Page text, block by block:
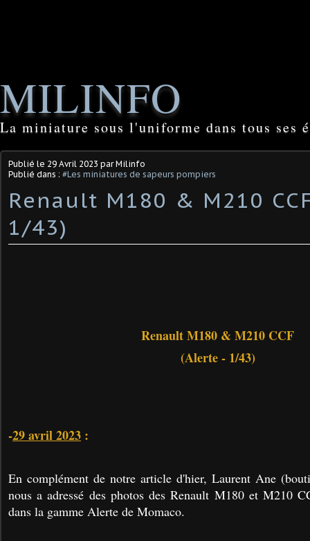
MILINFO
La miniature sous l'uniforme dans tous ses
Publié le 29 Avril 2023 par Milinfo
Publié dans : #Les miniatures de sapeurs pompiers
Renault M180 & M210
1/43)
Renault M180 & M210 CCF
(Alerte - 1/43)
-29 avril 2023 :
En complément de notre article d'hier, Laurent Ane
nous a adressé des photos des Renault M180 et M210
dans la gamme Alerte de Momaco.